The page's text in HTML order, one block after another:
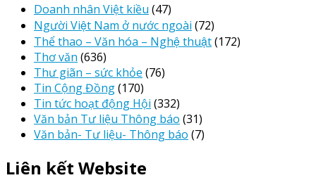
Doanh nhân Việt kiều (47)
Người Việt Nam ở nước ngoài (72)
Thể thao – Văn hóa – Nghệ thuật(172)
Thơ văn (636)
Thư giãn – sức khỏe (76)
Tin Cộng Đồng(170)
Tin tức hoạt động Hội (332)
Văn bản Tư liệu Thông báo (31)
Văn bản- Tư liệu- Thông báo (7)
Liên kết Website